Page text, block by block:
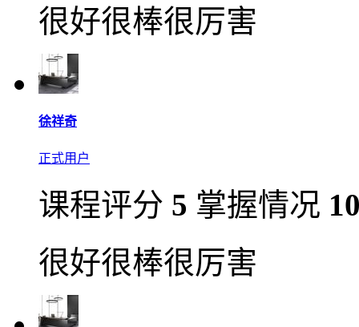
很好很棒很厉害
徐祥奇
正式用户
课程评分 5 掌握情况
很好很棒很厉害